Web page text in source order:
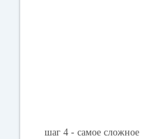
шаг 4 - самое сложное